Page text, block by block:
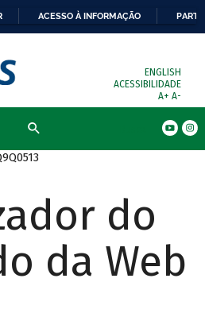
ACESSO À INFORMAÇÃO
ENGLISH
ACESSIBILIDADE
A+ A-
do
da Web